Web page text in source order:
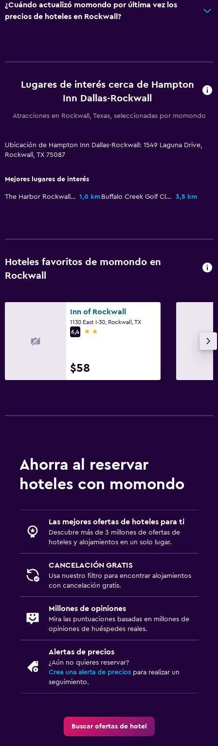
Ducha
Lavandería
Servicios de lavandería/tintorería
Plancha y tabla de planchar
Habitación
Sofá cama
Estacionamiento y transporte
Estacionamiento gratuito
Piscina
¿Cuándo actualizó momondo por última vez los
precios de hoteles en Rockwall?
Lugares de interés cerca de Hampton
Inn Dallas-Rockwall
Atracciones en Rockwall, Texas, seleccionadas por momondo
Ubicación de Hampton Inn Dallas-Rockwall: 1549 Laguna Drive,
Rockwall, TX 75087
Mejores lugares de interés
The Harbor Rockwall Mall 1,0 km Buffalo Creek Golf Club 3,5 km
Hoteles favoritos de momondo en
Rockwall
Inn of Rockwall
1130 East I-30, Rockwall, TX
6,4
2 estrellas
$58
Ahorra al reservar
hoteles con momondo
Las mejores ofertas de hoteles para ti
Descubre más de 3 millones de ofertas de
hoteles y alojamientos en un solo lugar.
CANCELACIÓN GRATIS
Usa nuestro filtro para encontrar alojamientos
con cancelación gratis.
Millones de opiniones
Mira las puntuaciones basadas en millones de
opiniones de huéspedes reales.
Alertas de precios
¿Aún no quieres reservar?
Crea una alerta de precios para realizar un
seguimiento.
Buscar ofertas de hotel